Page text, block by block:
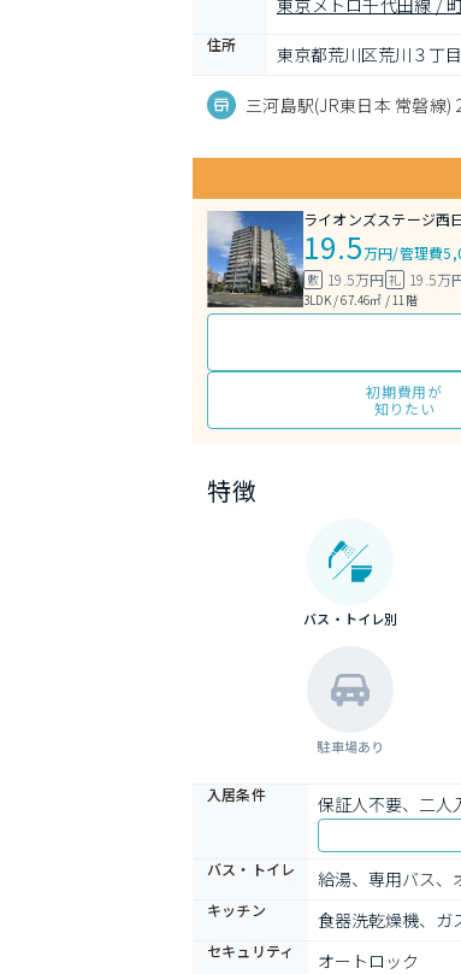
東京メトロ千代田線 /
住所 東京都荒川区荒川３丁
三河島駅(JR東日本 常磐線)
ライオンズステージ西
19.5万円/管理費
敷 19.5万円 礼 19.5万
3LDK / 67.46㎡ / 11階
初期費用が
知りたい
特徴
バス・トイレ別
駐車場あり
入居条件 保証人不要、二人
バス・トイレ
給湯、専用バス、
キッチン 食器洗乾燥機、ガ
セキュリティ オートロック